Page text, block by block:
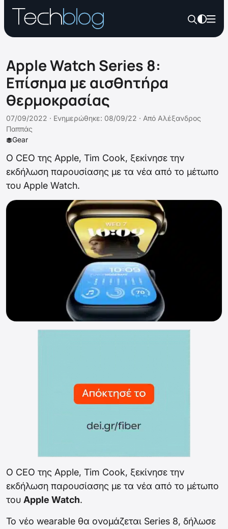
Apple Watch Series 8:
Επίσημα με αισθητήρα
θερμοκρασίας
Gear
07/09/2022 · Ενημερώθηκε: 08/09/22 · Από Αλέξανδρος
Παππάς
Ο CEO της Apple, Tim Cook, ξεκίνησε την
εκδήλωση παρουσίασης με τα νέα από το μέτωπο
του Apple Watch.
Ο CEO της Apple, Tim Cook, ξεκίνησε την
εκδήλωση παρουσίασης με τα νέα από το μέτωπο
του Apple Watch.
Το νέο wearable θα ονομάζεται Series 8, δήλωσε